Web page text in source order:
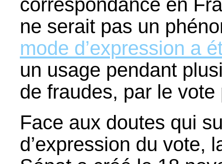
correspondance en
ne serait pas un
mode d’expression a
un usage pendant
de fraudes, par le
Face aux doutes qui
d’expression du vote,